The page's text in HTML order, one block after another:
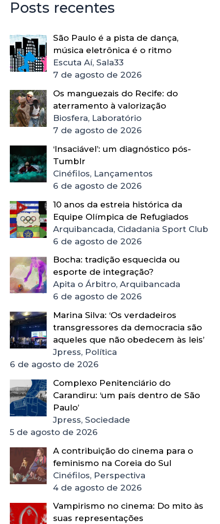
Posts recentes
São Paulo é a pista de dança,
música eletrônica é o ritmo
Escuta Aí, Sala33
7 de agosto de 2026
Os manguezais do Recife: do
aterramento à valorização
Biosfera, Laboratório
7 de agosto de 2026
‘Insaciável’: um diagnóstico pós-
Tumblr
Cinéfilos, Lançamentos
6 de agosto de 2026
10 anos da estreia histórica da
Equipe Olímpica de Refugiados
Arquibancada, Cidadania Sport Club
6 de agosto de 2026
Bocha: tradição esquecida ou
esporte de integração?
Apita o Árbitro, Arquibancada
6 de agosto de 2026
Marina Silva: ‘Os verdadeiros
transgressores da democracia são
aqueles que não obedecem às leis’
Jpress, Política
6 de agosto de 2026
Complexo Penitenciário do
Carandiru: ‘um país dentro de São
Paulo’
Jpress, Sociedade
5 de agosto de 2026
A contribuição do cinema para o
feminismo na Coreia do Sul
Cinéfilos, Perspectiva
4 de agosto de 2026
Vampirismo no cinema: Do mito às
suas representações